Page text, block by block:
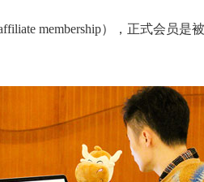
membership），正式会员是